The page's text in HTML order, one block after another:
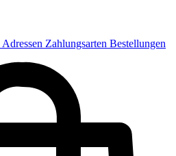
Adressen Zahlungsarten Bestellungen